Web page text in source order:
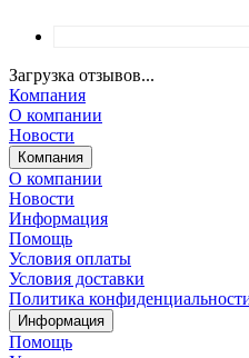
Загрузка отзывов...
Компания
О компании
Новости
Компания
О компании
Новости
Информация
Помощь
Условия оплаты
Условия доставки
Политика
Информация
Помощь